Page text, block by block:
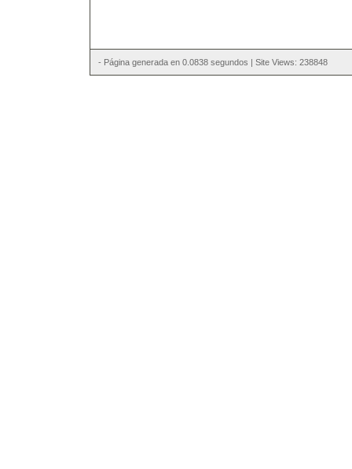
- Página generada en 0.0838 segundos | Site Views: 238848